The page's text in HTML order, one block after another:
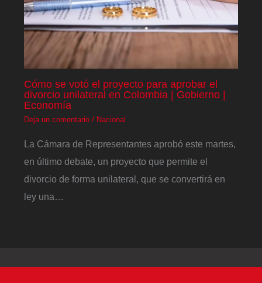
Cómo se votó el proyecto para aprobar el
divorcio unilateral en Colombia | Gobierno |
Economía
Deja un comentario / Nacional
La Cámara de Representantes aprobó este martes,
en último debate, un proyecto que permite el
divorcio de forma unilateral, que se convertirá en
ley una…